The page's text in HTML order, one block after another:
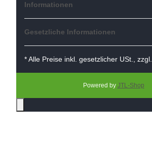
Informationen
Gesetzliche Informationen
* Alle Preise inkl. gesetzlicher USt., zzgl.
Powered by JTL-Shop